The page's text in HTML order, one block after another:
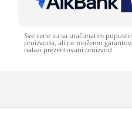
Sve cene su sa uračunatim
proizvoda, ali ne možemo
nalazi prezentovani proizvod.